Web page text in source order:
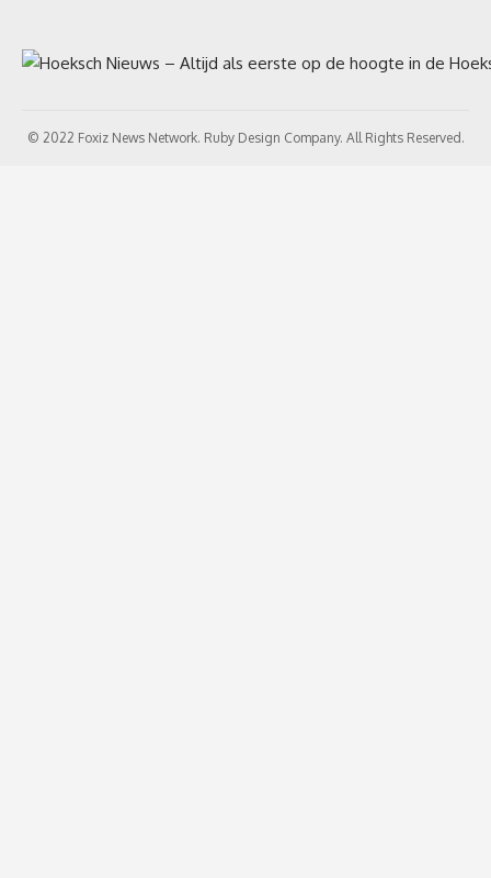
© 2022 Foxiz News Network. Ruby Design Company. All Rights Reserved.